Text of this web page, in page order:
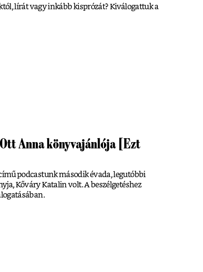
lírát vagy inkább kisprózát? Kiválogattuk a
Anna könyvajánlója [Ezt
podcastunk második évada, legutóbbi
Kőváry Katalin volt. A beszélgetéshez